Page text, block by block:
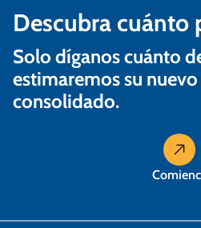
a
d
a
s
Descubra cuánto
Solo díganos cuánto
estimaremos su
consolidado.